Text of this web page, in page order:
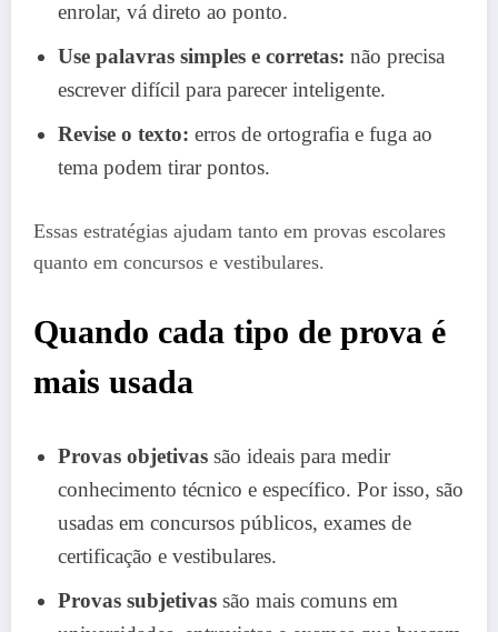
enrolar, vá direto ao ponto.
Use palavras simples e corretas: não precisa
escrever difícil para parecer inteligente.
Revise o texto: erros de ortografia e fuga ao
tema podem tirar pontos.
Essas estratégias ajudam tanto em provas escolares
quanto em concursos e vestibulares.
Quando cada tipo de prova é
mais usada
Provas objetivas são ideais para medir
conhecimento técnico e específico. Por isso, são
usadas em concursos públicos, exames de
certificação e vestibulares.
Provas subjetivas são mais comuns em